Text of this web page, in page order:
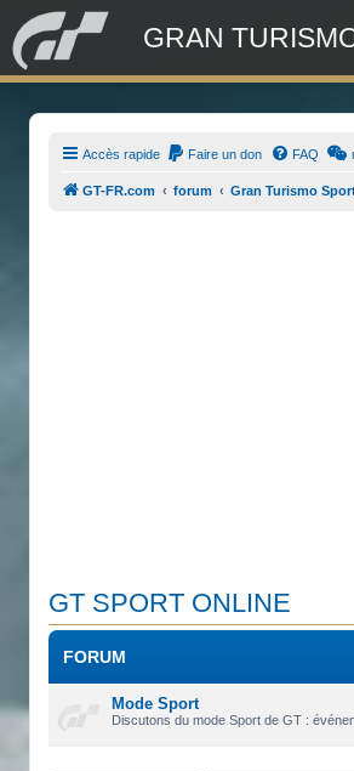
GRAN
Accès rapide Faire un don FAQ
GT-FR.com forum Gran Turismo
GT SPORT ONLINE
FORUM
Mode Sport
Discutons du mode Sport de GT :